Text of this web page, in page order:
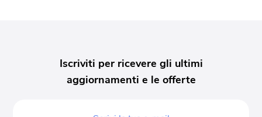
Iscriviti per ricevere gli ultimi
aggiornamenti e le offerte